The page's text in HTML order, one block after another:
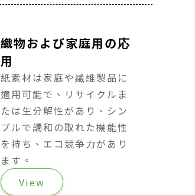
織物および家庭用の応
用
紙素材は家庭や繊維製品に
適用可能で、リサイクルま
たは生分解性があり、シン
プルで調和の取れた機能性
を持ち、エコ競争力があり
ます。
View